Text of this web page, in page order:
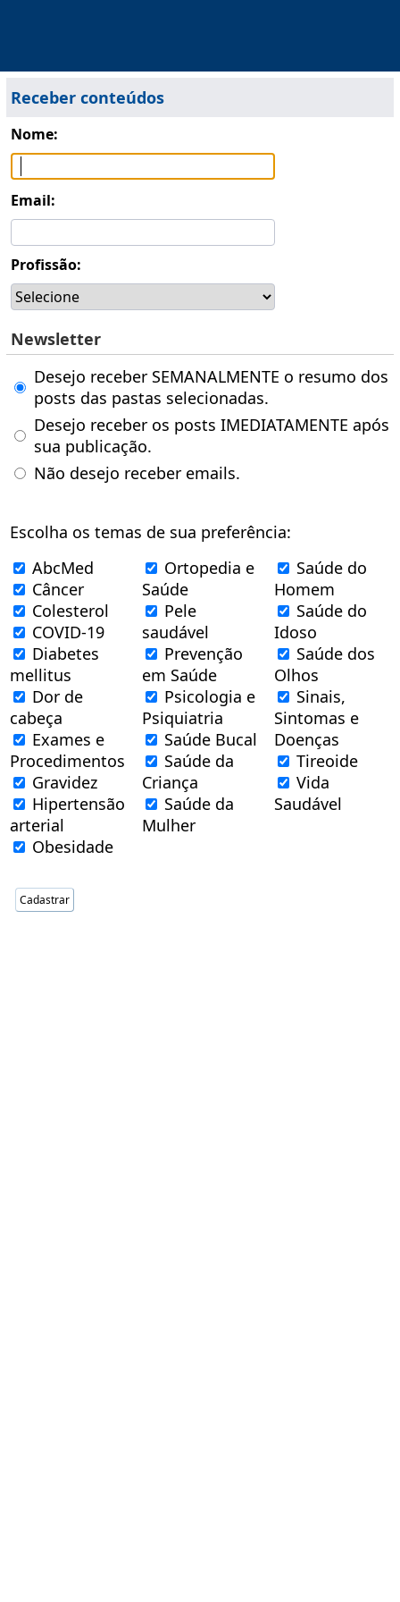
Receber conteúdos
Nome:
Email:
Profissão:
Newsletter
Desejo receber SEMANALMENTE o resumo dos
posts das pastas selecionadas.
Desejo receber os posts IMEDIATAMENTE após
sua publicação.
Não desejo receber emails.
Escolha os temas de sua preferência:
AbcMed
Câncer
Colesterol
COVID-19
Diabetes
mellitus
Dor de
cabeça
Exames e
Procedimentos
Gravidez
Hipertensão
arterial
Obesidade
Ortopedia e
Saúde
Pele
saudável
Prevenção
em Saúde
Psicologia e
Psiquiatria
Saúde Bucal
Saúde da
Criança
Saúde da
Mulher
Saúde do
Homem
Saúde do
Idoso
Saúde dos
Olhos
Sinais,
Sintomas e
Doenças
Tireoide
Vida
Saudável